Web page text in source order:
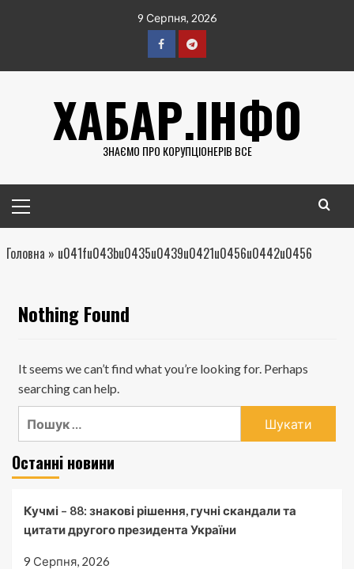
9 Серпня, 2026
FacebookTelegram
ХАБАР.ІНФО
ЗНАЄМО ПРО КОРУПЦІОНЕРІВ ВСЕ
меню
Головна » u041fu043bu0435u0439u0421u0456u0442u0456
Nothing Found
It seems we can’t find what you’re looking for. Perhaps
searching can help.
Останні новини
Кучмі – 88: знакові рішення, гучні скандали та
цитати другого президента України
9 Серпня, 2026